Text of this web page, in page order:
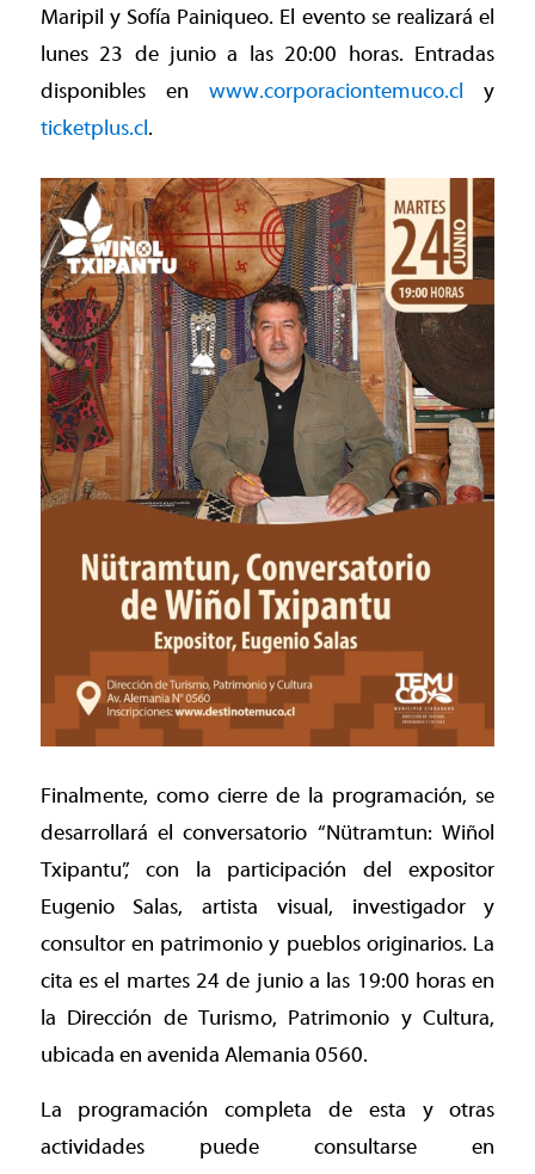
Maripil y Sofía Painiqueo. El evento se realizará el
lunes 23 de junio a las 20:00 horas. Entradas
disponibles enwww.corporaciontemuco.cl y
ticketplus.cl.
Finalmente, como cierre de la programación, se
desarrollará el conversatorio “Nütramtun: Wiñol
Txipantu”, con la participación del expositor
Eugenio Salas, artista visual, investigador y
consultor en patrimonio y pueblos originarios. La
cita es el martes 24 de junio a las 19:00 horas en
la Dirección de Turismo, Patrimonio y Cultura,
ubicada en avenida Alemania 0560.
La programación completa de esta y otras
actividades puede consultarse en